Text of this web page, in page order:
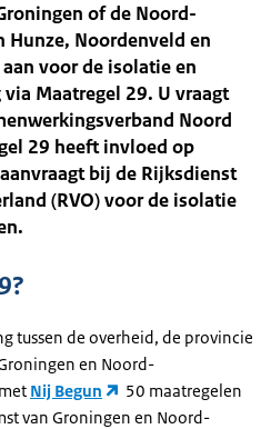
of de Noord-
Hunze, Noordenveld en
voor de isolatie en
Maatregel 29. U vraagt
Noord
29 heeft invloed op
bij de Rijksdienst
(RVO) voor de isolatie
tussen de overheid, de provincie
en Noord-
Nij Begun
50 maatregelen
van Groningen en Noord-